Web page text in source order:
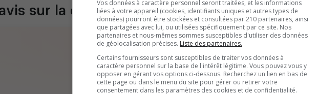
sur la communautéVos données à caractère personnel seront traitées, et les informations
liées à votre appareil (cookies, identifiants uniques et autres types de
données) pourront être stockées et consultées par 210 partenaires, ainsi
que partagées avec lui, ou utilisées spécifiquement par ce site. Nos
partenaires et nous-mêmes sommes susceptibles d'utiliser des données
de géolocalisation précises. Liste des partenaires.
Certains fournisseurs sont susceptibles de traiter vos données à
caractère personnel sur la base de l'intérêt légitime. Vous pouvez vous y
opposer en gérant vos options ci-dessous. Recherchez un lien en bas de
cette page ou dans le menu du site pour gérer ou retirer votre
consentement dans les paramètres des cookies et de confidentialité.